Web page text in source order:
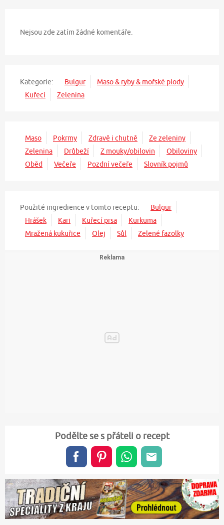
Nejsou zde zatím žádné komentáře.
Kategorie: Bulgur
Maso & ryby & mořské plody
Kuřecí
Zelenina
Maso Pokrmy Zdravě i chutně
Ze zeleniny
Zelenina
Drůbeží Z mouky/obilovin
Obiloviny
Oběd
Večeře Pozdní večeře Slovník pojmů
Použité ingredience v tomto receptu:
Bulgur
Hrášek
Kari Kuřecí prsa
Kurkuma
Mražená kukuřice
Olej Sůl Zelené fazolky
Podělte se s přáteli o recept